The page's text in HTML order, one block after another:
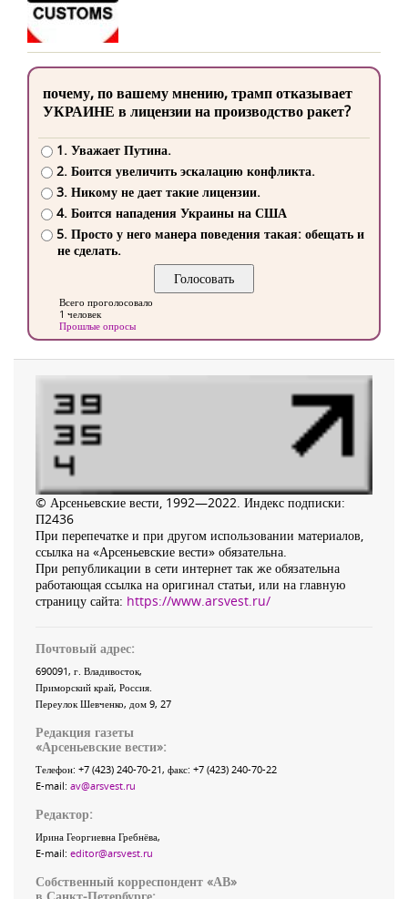
почему, по вашему мнению, трамп отказывает
УКРАИНЕ в лицензии на производство ракет?
1. Уважает Путина.
2. Боится увеличить эскалацию конфликта.
3. Никому не дает такие лицензии.
4. Боится нападения Украины на США
5. Просто у него манера поведения такая: обещать и
не сделать.
Всего проголосовало
1 человек
Прошлые опросы
© Арсеньевские вести, 1992—2022. Индекс подписки:
П2436
При перепечатке и при другом использовании материалов,
ссылка на «Арсеньевские вести» обязательна.
При републикации в сети интернет так же обязательна
работающая ссылка на оригинал статьи, или на главную
страницу сайта: https://www.arsvest.ru/
Почтовый адрес:
690091, г. Владивосток,
Приморский край, Россия
Переулок Шевченко, дом 9, 27
Редакция газеты
«Арсеньевские вести»:
Телефон: +7 (423) 240-70-21, факс: +7 (423) 240-70-22
E-mail: av@arsvest.ru
Редактор:
Ирина Георгиевна Гребнёва,
E-mail: editor@arsvest.ru
Собственный корреспондент «АВ»